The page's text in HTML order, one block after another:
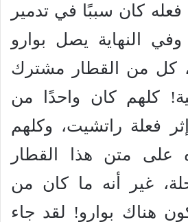
فعله كان سببًا في تدمير
النهاية يصل بوارو
كل من القطار مشترك
كلهم كان واحدًا من
فعلة راتشيت، وكلهم
على متن هذا القطار
غير أنه ما كان من
هناك بوارو! لقد جاء